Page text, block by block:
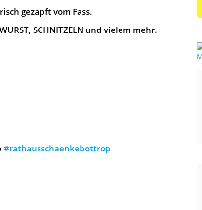
gezapft vom Fass.
SCHNITZELN und vielem mehr.
#rathausschaenkebottrop